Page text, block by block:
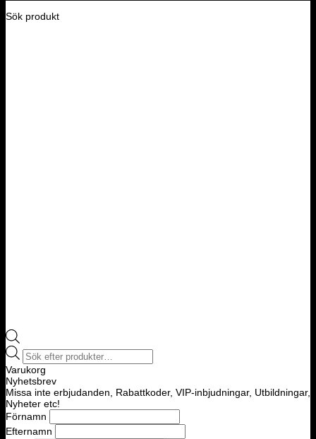
Sök produkt
Products
search
Varukorg
Nyhetsbrev
Missa inte erbjudanden, Rabattkoder, VIP-inbjudningar, Utbildningar,
Nyheter etc!
Förnamn
Efternamn